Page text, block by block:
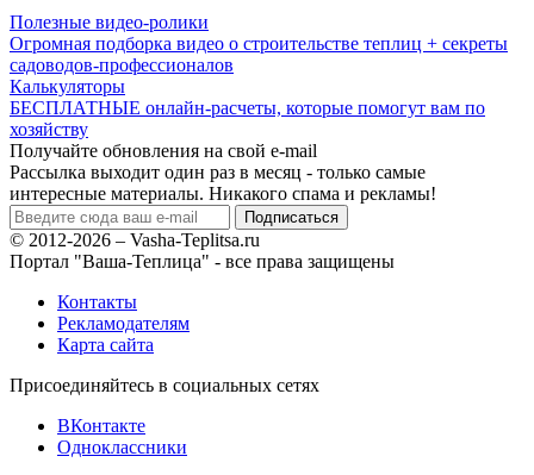
Полезные видео-ролики
Огромная подборка видео о строительстве теплиц + секреты
садоводов-профессионалов
Калькуляторы
БЕСПЛАТНЫЕ онлайн-расчеты, которые помогут вам по
хозяйству
Получайте обновления на свой e-mail
Рассылка выходит один раз в месяц - только самые
интересные материалы. Никакого спама и рекламы!
© 2012-2026 – Vasha-Teplitsa.ru
Портал "Ваша-Теплица" - все права защищены
Контакты
Рекламодателям
Карта сайта
Присоединяйтесь в социальных сетях
ВКонтакте
Одноклассники